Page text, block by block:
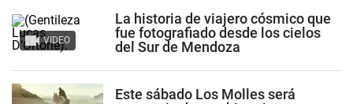
VIDEO
La historia de viajero cósmico que
fue fotografiado desde los cielos
del Sur de Mendoza
Este sábado Los Molles será